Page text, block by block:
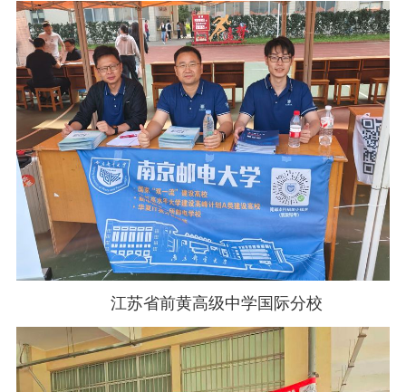
江苏省前黄高级中学国际分校